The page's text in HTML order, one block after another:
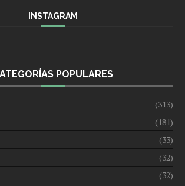
INSTAGRAM
POPULARES
(313)
(181)
(33)
(32)
(32)